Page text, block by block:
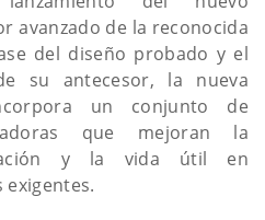
avanzado de la reconocida
del diseño probado y el
su antecesor, la nueva
un conjunto de
que mejoran la
y la vida útil en